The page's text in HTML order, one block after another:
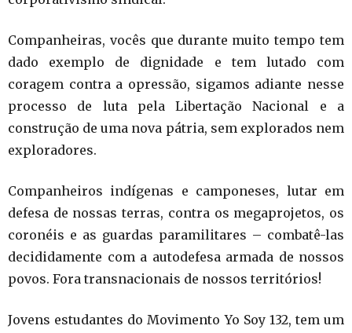
Companheiras, vocês que durante muito tempo tem
dado exemplo de dignidade e tem lutado com
coragem contra a opressão, sigamos adiante nesse
processo de luta pela Libertação Nacional e a
construção de uma nova pátria, sem explorados nem
exploradores.
Companheiros indígenas e camponeses, lutar em
defesa de nossas terras, contra os megaprojetos, os
coronéis e as guardas paramilitares – combatê-las
decididamente com a autodefesa armada de nossos
povos. Fora transnacionais de nossos territórios!
Jovens estudantes do Movimento Yo Soy 132, tem um